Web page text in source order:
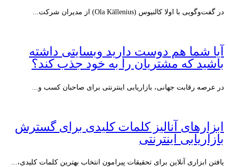
در گفت‌وگویی با اولا کالنیوس (Ola Källenius) از مدیران شرکت...
آیا شما هم دوست دارید وبسایتی داشته
باشید که مشتریان را به خود جذب کند؟
در عرصه رقابت جهانی، بازاریابی اینترنتی برای صاحبان کسب و...
ابزارهای آنالیز کلمات کلیدی برای گسترش
بازاریابی اینترنتی
یافتن ابزاری آنلاین برای تحقیقات پیرامون انتخاب بهترین کلمات کلیدی،...